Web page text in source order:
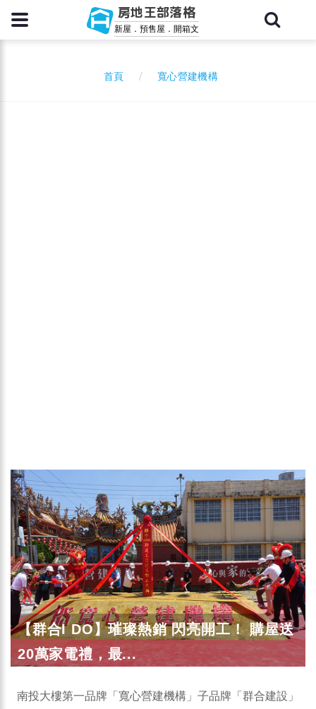
房地王部落格
新屋．預售屋．開箱文
首頁 寬心營建機構
【群合I DO】璀璨熱銷 閃亮開工！ 購屋送
20萬家電禮，最...
南投大樓第一品牌「寬心營建機構」子品牌「群合建設」